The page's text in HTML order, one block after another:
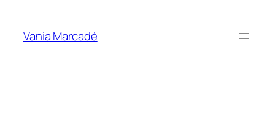
contenu
Vania Marcadé